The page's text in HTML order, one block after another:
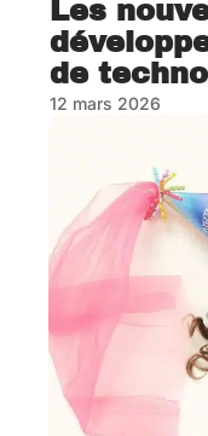
Les
de
12 mars 2026